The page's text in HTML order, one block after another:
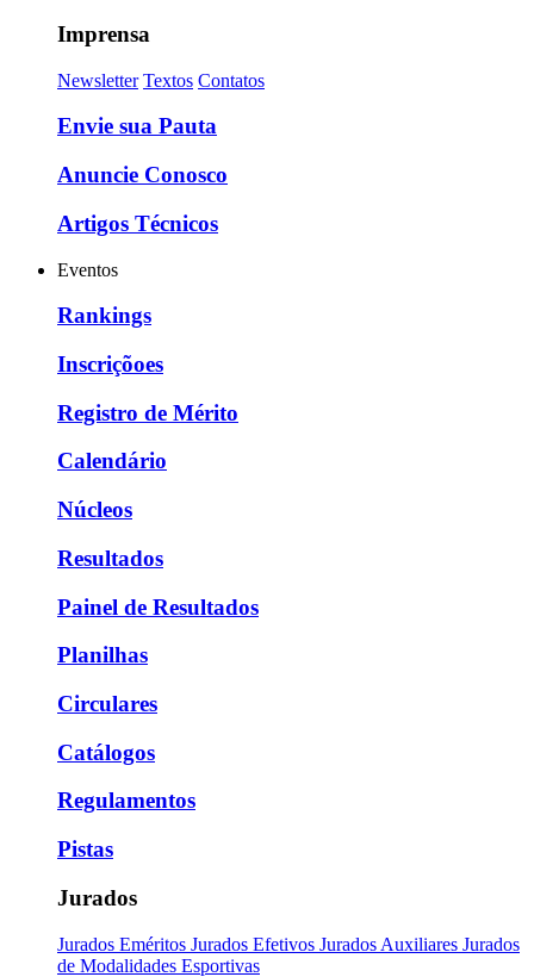
Imprensa
Newsletter Textos Contatos
Envie sua Pauta
Anuncie Conosco
Artigos Técnicos
Eventos
Rankings
Inscriçõoes
Registro de Mérito
Calendário
Núcleos
Resultados
Painel de Resultados
Planilhas
Circulares
Catálogos
Regulamentos
Pistas
Jurados
Jurados Eméritos Jurados Efetivos Jurados Auxiliares Jurados
de Modalidades Esportivas